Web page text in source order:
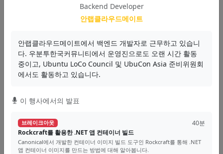
으로 게임 서버 개발에 사용할 C# 네트워크 프로그래밍에 대한 기초에...
Game Server Network C#
영상 자료
브레이크아웃
.NET+Node.js: 괴롭지만 함께라면 행복할거야
마이크로소프트의 node-api-dotnet를 소개합니다. Node.js의 구조와 장
단점, Node.js의 단점을 보완해줄...
Backend Developer
안랩클라우드메이트
안랩클라우드메이트에서 백엔드 개발자로 근무하고 있습니
다. 우분투한국커뮤니티에서 운영진으로도 오랜 시간 활동
중이고, Ubuntu LoCo Council 및 UbuCon Asia 준비위원회
에서도 활동하고 있습니다.
이 행사에서의 발표
브레이크아웃
40분
Rockcraft를 활용한 .NET 앱 컨테이너 빌드
Canonical에서 개발한 컨테이너 이미지 빌드 도구인 Rockcraft를 통해 .NET
앱 컨테이너 이미지를 만드는 방법에 대해 알아봅니다.